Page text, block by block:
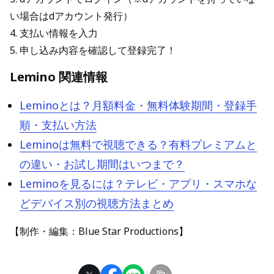
い場合はdアカウント発行）
4. 支払い情報を入力
5. 申し込み内容を確認して登録完了！
Lemino 関連情報
Leminoとは？月額料金・無料体験期間・登録手
順・支払い方法
Leminoは無料で視聴できる？有料プレミアムと
の違い・お試し期間はいつまで？
Leminoを見るには？テレビ・アプリ・スマホな
どデバイス別の視聴方法まとめ
【制作・編集：Blue Star Productions】